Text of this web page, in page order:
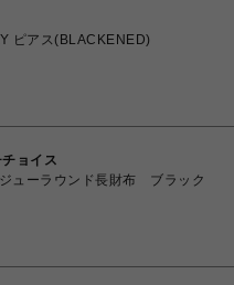
ピアス(BLACKENED)
ョイス
ューラウンド長財布 ブラック